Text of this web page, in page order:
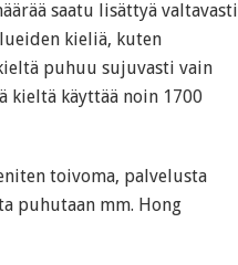
saatu lisättyä valtavasti
kieliä, kuten
puhuu sujuvasti vain
kieltä käyttää noin 1700
toivoma, palvelusta
puhutaan mm. Hong